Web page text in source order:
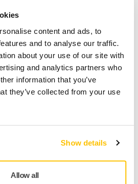
content and ads, to
and to analyse our traffic.
about your use of our site with
and analytics partners who
information that you’ve
they’ve collected from your use
Show details
Allow all
3-5 arbejdsdage
ordrer over 599,- kr incl moms.
kort